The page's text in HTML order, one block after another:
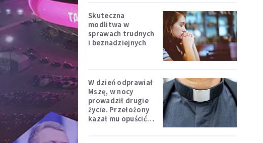
Skuteczna
modlitwa w
sprawach trudnych
i beznadziejnych
W dzień odprawiał
Mszę, w nocy
prowadził drugie
życie. Przełożony
kazał mu opuścić